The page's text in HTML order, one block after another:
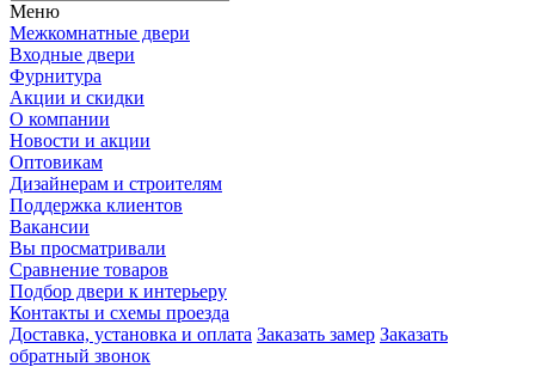
Меню
Межкомнатные двери
Входные двери
Фурнитура
Акции и скидки
О компании
Новости и акции
Оптовикам
Дизайнерам и строителям
Поддержка клиентов
Вакансии
Вы просматривали
Сравнение товаров
Подбор двери к интерьеру
Контакты и схемы проезда
Доставка, установка и оплата Заказать замер Заказать
обратный звонок